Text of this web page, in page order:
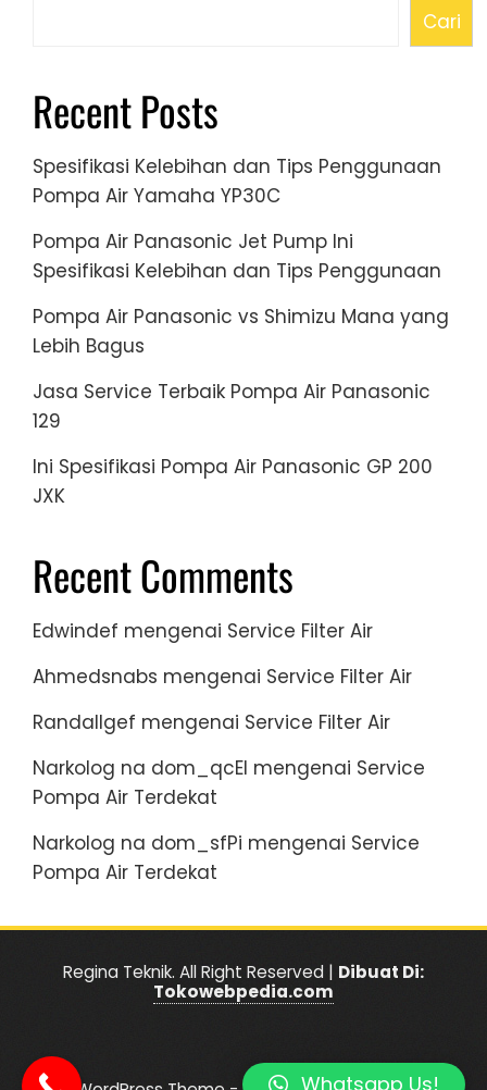
Cari
Recent Posts
Spesifikasi Kelebihan dan Tips Penggunaan
Pompa Air Yamaha YP30C
Pompa Air Panasonic Jet Pump Ini
Spesifikasi Kelebihan dan Tips Penggunaan
Pompa Air Panasonic vs Shimizu Mana yang
Lebih Bagus
Jasa Service Terbaik Pompa Air Panasonic
129
Ini Spesifikasi Pompa Air Panasonic GP 200
JXK
Recent Comments
Edwindef mengenai Service Filter Air
Ahmedsnabs mengenai Service Filter Air
Randallgef mengenai Service Filter Air
Narkolog na dom_qcEl mengenai Service
Pompa Air Terdekat
Narkolog na dom_sfPi mengenai Service
Pompa Air Terdekat
Regina Teknik. All Right Reserved | Dibuat Di:
Tokowebpedia.com
Whatsapp Us!